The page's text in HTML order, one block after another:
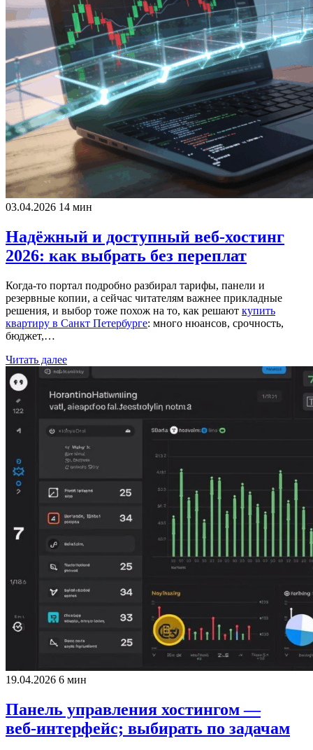
03.04.2026 14 мин
Надёжный и доступный веб-хостинг
2026: как выбрать без переплат
Когда‑то портал подробно разбирал тарифы, панели и
резервные копии, а сейчас читателям важнее прикладные
решения, и выбор тоже похож на то, как решают купить
квартиру в Санкт Петербурге: много нюансов, срочность,
бюджет,…
Читать далее
19.04.2026 6 мин
Панель управления хостингом —
веб‑интерфейс; выбирать по задачам